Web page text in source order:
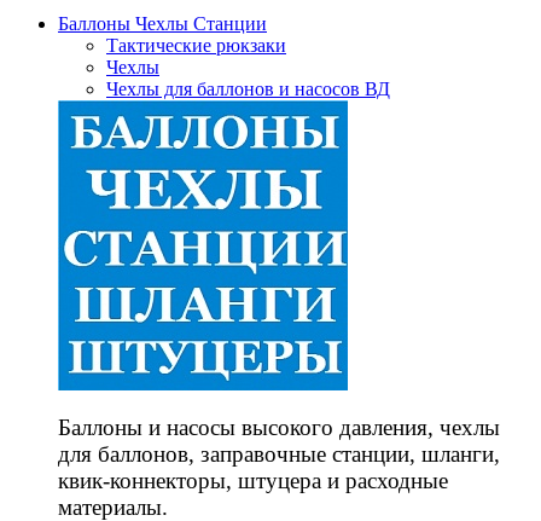
Баллоны Чехлы Станции
Тактические рюкзаки
Чехлы
Чехлы для баллонов и насосов ВД
Баллоны и насосы высокого давления, чехлы
для баллонов, заправочные станции, шланги,
квик-коннекторы, штуцера и расходные
материалы.